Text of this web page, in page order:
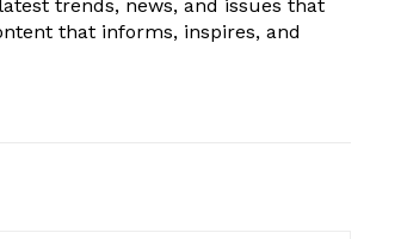
trends, news, and issues that
that informs, inspires, and